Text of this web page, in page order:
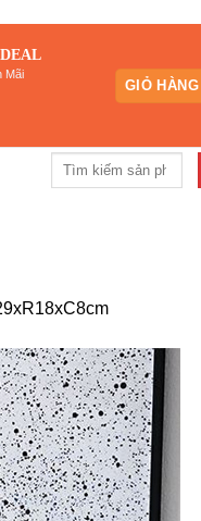
Mãi
GIỎ HÀNG
Tìm